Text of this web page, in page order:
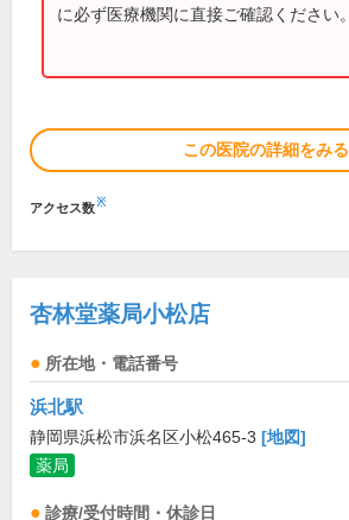
に必ず医療機関に直接ご確認ください。
この医院の詳細をみる
アクセス数※
杏林堂薬局小松店
所在地・電話番号
浜北駅
静岡県浜松市浜名区小松465-3 [地図]
薬局
診療/受付時間・休診日